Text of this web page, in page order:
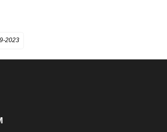
2023